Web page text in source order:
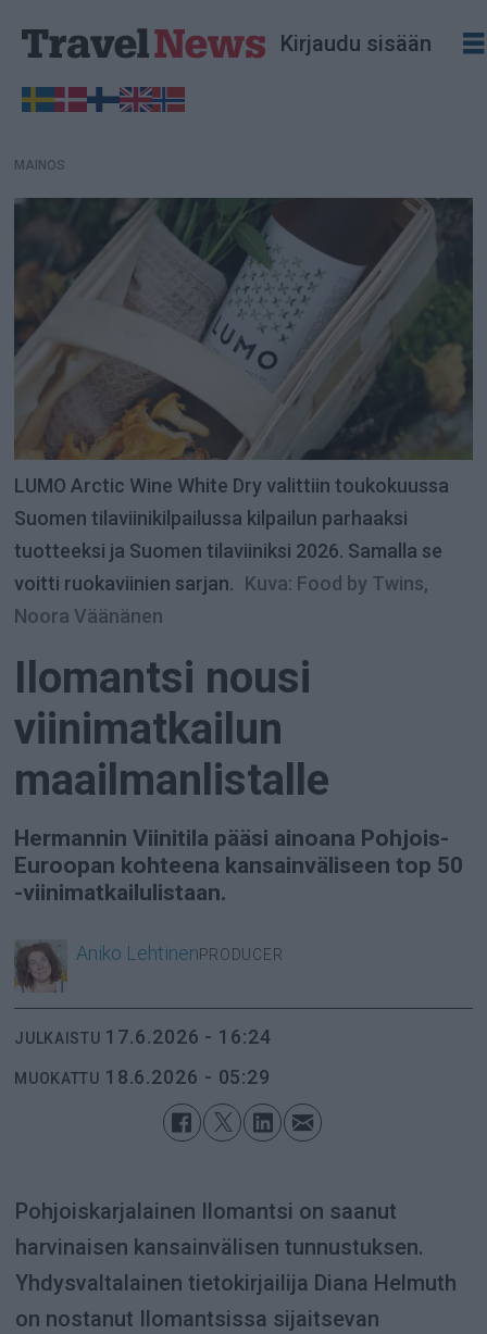
Kirjaudu sisään
MAINOS
LUMO Arctic Wine White Dry valittiin toukokuussa
Suomen tilaviinikilpailussa kilpailun parhaaksi
tuotteeksi ja Suomen tilaviiniksi 2026. Samalla se
voitti ruokaviinien sarjan. Kuva: Food by Twins,
Noora Väänänen
Ilomantsi nousi
viinimatkailun
maailmanlistalle
Hermannin Viinitila pääsi ainoana Pohjois-
Euroopan kohteena kansainväliseen top 50
-viinimatkailulistaan.
Aniko LehtinenPRODUCER
JULKAISTU 17.6.2026 - 16:24
MUOKATTU 18.6.2026 - 05:29
Pohjoiskarjalainen Ilomantsi on saanut
harvinaisen kansainvälisen tunnustuksen.
Yhdysvaltalainen tietokirjailija Diana Helmuth
on nostanut Ilomantsissa sijaitsevan